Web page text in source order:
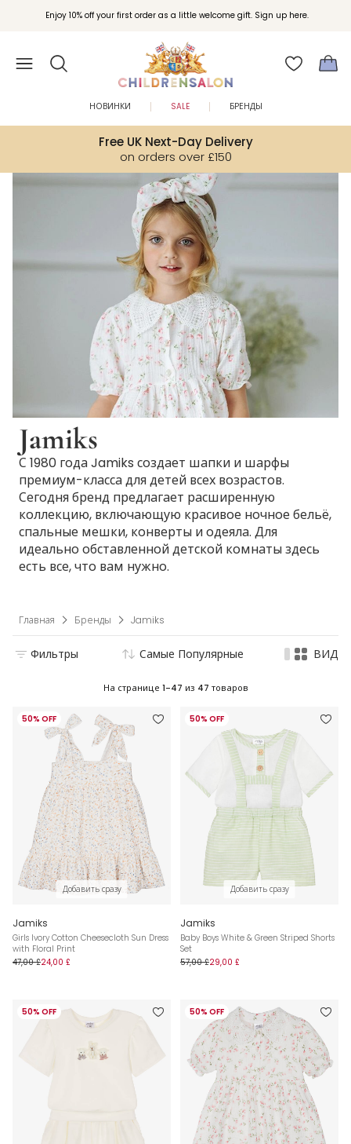
Enjoy 10% off your first order as a little welcome gift. Sign up here.
Вступайте в клуб Бонусы Childrensalon для эксклюзивных привилегий при
покупках.
Free UK Next-Day Delivery
on orders over £150
НОВИНКИ SALE БРЕНДЫ
Jamiks
С 1980 года Jamiks создает шапки и шарфы
премиум-класса для детей всех возрастов.
Сегодня бренд предлагает расширенную
коллекцию, включающую красивое ночное бельё,
спальные мешки, конверты и одеяла. Для
идеально обставленной детской комнаты здесь
есть все, что вам нужно.
Главная Бренды Jamiks
Фильтры Самые Популярные ВИД
На странице 1-47 из 47 товаров
50% OFF
Добавить сразу
Jamiks
Girls Ivory Cotton Cheesecloth Sun Dress
with Floral Print
47,00 £24,00 £
50% OFF
Добавить сразу
Jamiks
Baby Boys White & Green Striped Shorts
Set
57,00 £29,00 £
50% OFF 50% OFF